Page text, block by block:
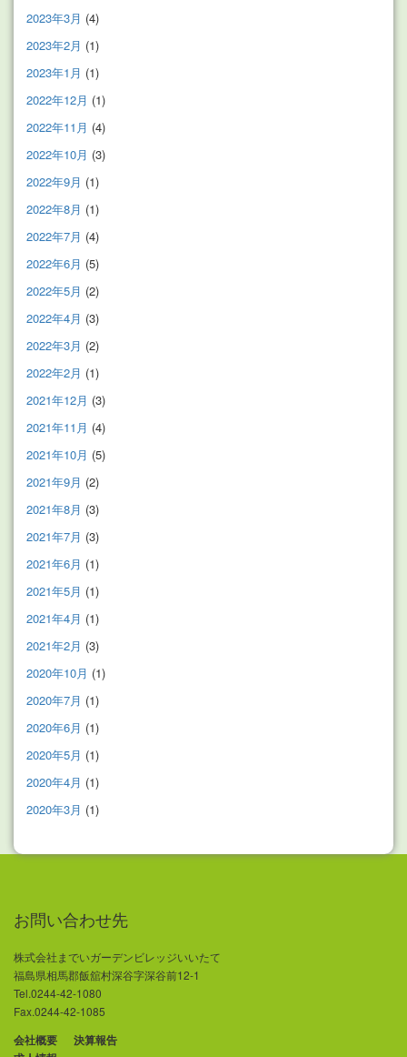
2023年3月 (4)
2023年2月 (1)
2023年1月 (1)
2022年12月 (1)
2022年11月 (4)
2022年10月 (3)
2022年9月 (1)
2022年8月 (1)
2022年7月 (4)
2022年6月 (5)
2022年5月 (2)
2022年4月 (3)
2022年3月 (2)
2022年2月 (1)
2021年12月 (3)
2021年11月 (4)
2021年10月 (5)
2021年9月 (2)
2021年8月 (3)
2021年7月 (3)
2021年6月 (1)
2021年5月 (1)
2021年4月 (1)
2021年2月 (3)
2020年10月 (1)
2020年7月 (1)
2020年6月 (1)
2020年5月 (1)
2020年4月 (1)
2020年3月 (1)
お問い合わせ先
株式会社までいガーデンビレッジいいたて
福島県相馬郡飯舘村深谷字深谷前12-1
Tel.0244-42-1080
Fax.0244-42-1085
会社概要
決算報告